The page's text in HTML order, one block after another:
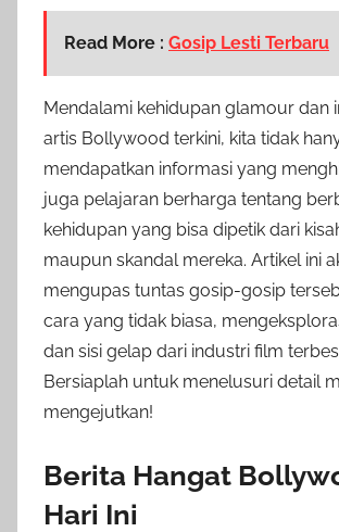
Read More : Gosip Lesti Terbaru
Mendalami kehidupan glamour dan
artis Bollywood terkini, kita tidak
mendapatkan informasi yang
juga pelajaran berharga tentang
kehidupan yang bisa dipetik dari
maupun skandal mereka. Artikel ini
mengupas tuntas gosip-gosip
cara yang tidak biasa,
dan sisi gelap dari industri film
Bersiaplah untuk menelusuri detail
mengejutkan!
Berita Hangat
Hari Ini